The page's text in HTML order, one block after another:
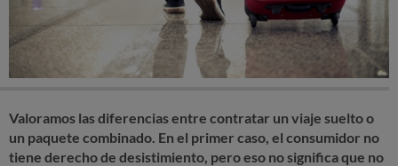
Valoramos las diferencias entre contratar un viaje suelto o
un paquete combinado. En el primer caso, el consumidor no
tiene derecho de desistimiento, pero eso no significa que no